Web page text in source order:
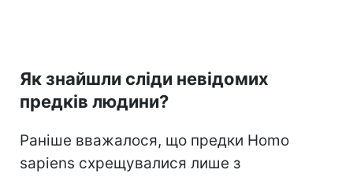
Як знайшли сліди невідомих
предків людини?
Раніше вважалося, що предки Homo
sapiens схрещувалися лише з